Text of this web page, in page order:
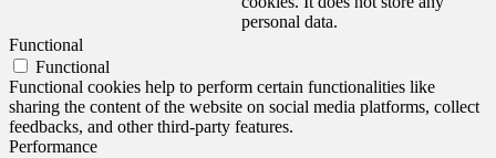
personal data.
Functional
Functional
Functional cookies help to perform certain functionalities like
sharing the content of the website on social media platforms, collect
feedbacks, and other third-party features.
Performance